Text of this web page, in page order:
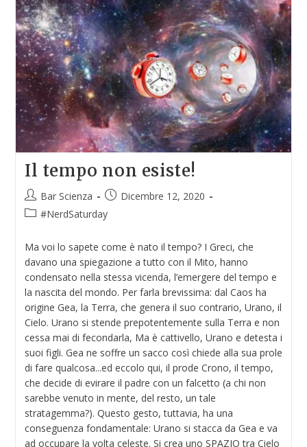
Il tempo non esiste!
Bar Scienza
Dicembre 12, 2020
#NerdSaturday
Ma voi lo sapete come è nato il tempo? I Greci, che
davano una spiegazione a tutto con il Mito, hanno
condensato nella stessa vicenda, l’emergere del tempo e
la nascita del mondo. Per farla brevissima: dal Caos ha
origine Gea, la Terra, che genera il suo contrario, Urano, il
Cielo. Urano si stende prepotentemente sulla Terra e non
cessa mai di fecondarla, Ma è cattivello, Urano e detesta i
suoi figli. Gea ne soffre un sacco così chiede alla sua prole
di fare qualcosa...ed eccolo qui, il prode Crono, il tempo,
che decide di evirare il padre con un falcetto (a chi non
sarebbe venuto in mente, del resto, un tale
stratagemma?). Questo gesto, tuttavia, ha una
conseguenza fondamentale: Urano si stacca da Gea e va
ad occupare la volta celeste. Si crea uno SPAZIO tra Cielo